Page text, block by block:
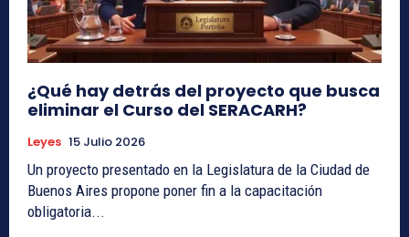
¿Qué hay detrás del proyecto que busca
eliminar el Curso del SERACARH?
Leyes 15 Julio 2026
Un proyecto presentado en la Legislatura de la Ciudad de
Buenos Aires propone poner fin a la capacitación
obligatoria...